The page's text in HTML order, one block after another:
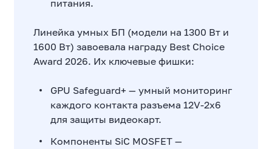
питания.
Линейка умных БП (модели на 1300 Вт и
1600 Вт) завоевала награду Best Choice
Award 2026. Их ключевые фишки:
GPU Safeguard+ — умный мониторинг
каждого контакта разъема 12V-2x6
для защиты видеокарт.
Компоненты SiC MOSFET —